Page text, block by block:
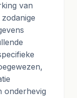
van
onderhevig